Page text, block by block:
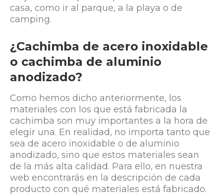
casa, como ir al parque, a la playa o de
camping.
¿Cachimba de acero inoxidable
o cachimba de aluminio
anodizado?
Como hemos dicho anteriormente, los
materiales con los que está fabricada la
cachimba son muy importantes a la hora de
elegir una. En realidad, no importa tanto que
sea de acero inoxidable o de aluminio
anodizado, sino que estos materiales sean
de la más alta calidad. Para ello, en nuestra
web encontrarás en la descripción de cada
producto con qué materiales está fabricado.